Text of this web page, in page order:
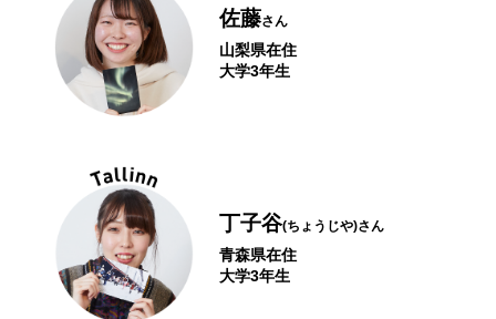
佐藤さん
山梨県在住
大学3年生
丁子谷(ちょうじや)さん
青森県在住
大学3年生